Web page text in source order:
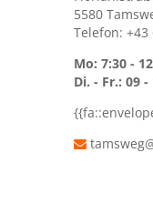
5580
Telefon: +43
Mo: 7:30 -
Di. - Fr.: 09